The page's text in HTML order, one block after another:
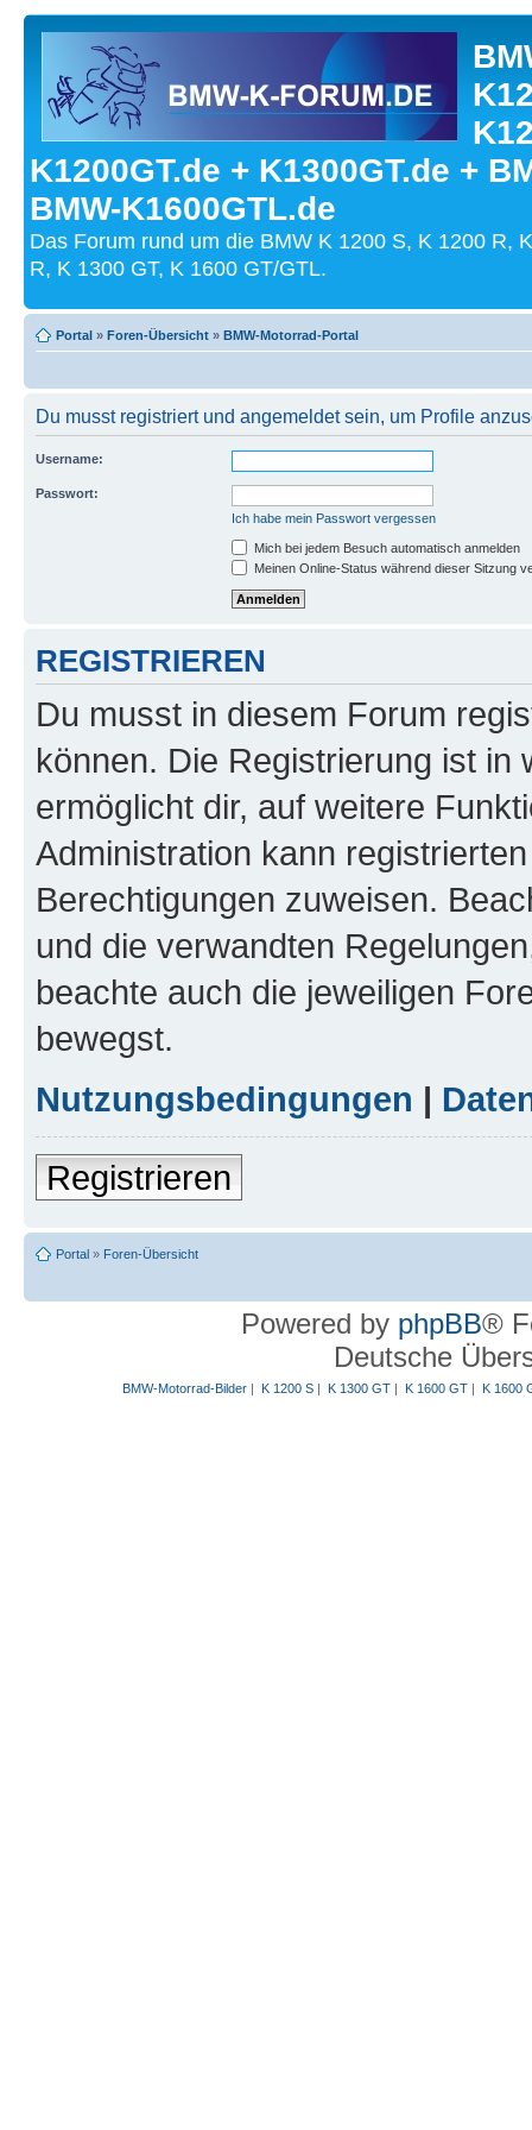
K1200GT.de + K1300GT.de +
BMW-K1600GTL.de
Das Forum rund um die BMW K 1200 S, K 1200 R,
R, K 1300 GT, K 1600 GT/GTL.
Portal » Foren-Übersicht » BMW-Motorrad-Portal
Du musst registriert und angemeldet sein, um Profile
Username:
Passwort:
Ich habe mein Passwort vergessen
Mich bei jedem Besuch automatisch anmelden
Meinen Online-Status während dieser Sitzung
REGISTRIEREN
Du musst in diesem Forum
können. Die Registrierung ist in
ermöglicht dir, auf weitere
Administration kann
Berechtigungen zuweisen.
und die verwandten
beachte auch die jeweiligen
bewegst.
Nutzungsbedingungen |
Registrieren
Portal » Foren-Übersicht
Powered by phpBB®
Deutsche
BMW-Motorrad-Bilder| K 1200 S| K 1300 GT| K 1600 GT| K 1600